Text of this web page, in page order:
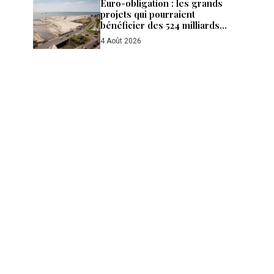
Euro-obligation : les grands
projets qui pourraient
bénéficier des 524 milliards
de FCFA levés par le Gabon
4 Août 2026